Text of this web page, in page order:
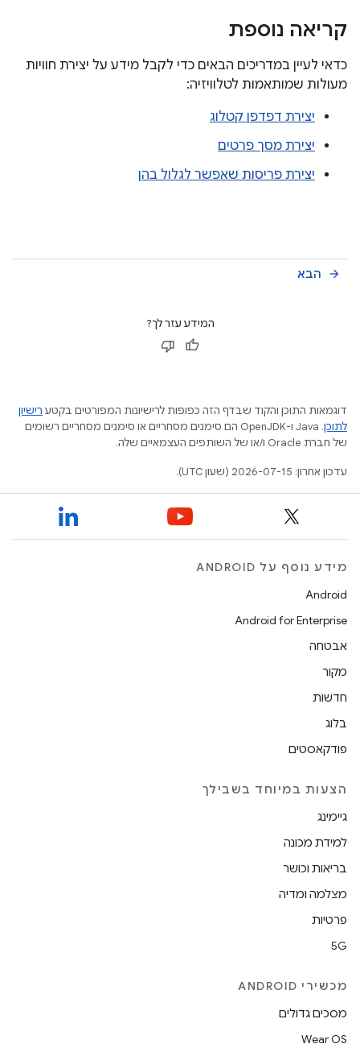
קריאה נוספת
כדאי לעיין במדריכים הבאים כדי לקבל מידע על יצירת חוויות
מעולות שמותאמות לטלוויזיה:
יצירת דפדפן קטלוג
יצירת מסך פרטים
יצירת פריסות שאפשר לגלול בהן
הבא arrow_forward
המידע עזר לך?
דוגמאות התוכן והקוד שבדף הזה כפופות לרישיונות המפורטים בקטע רישיון
לתוכן
.‏ Java ו-OpenJDK הם סימנים מסחריים או סימנים מסחריים רשומים
של חברת Oracle ו/או של השותפים העצמאיים שלה.
עדכון אחרון: 2026-07-15 (שעון UTC).
מידע נוסף על ANDROID
Android
Android for Enterprise
אבטחה
מקור
חדשות
בלוג
פודקאסטים
הצעות במיוחד בשבילך
גיימינג
למידת מכונה
בריאות וכושר
מצלמה ומדיה
פרטיות
5G
מכשירי ANDROID
מסכים גדולים
Wear OS